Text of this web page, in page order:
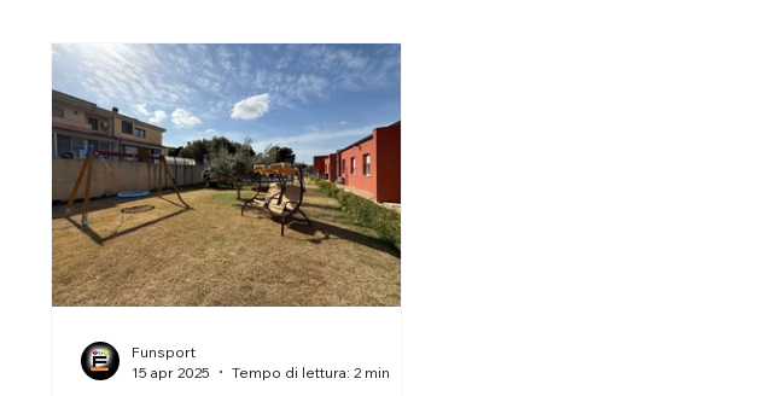
Funsport
15 apr 2025
Tempo di lettura: 2 min